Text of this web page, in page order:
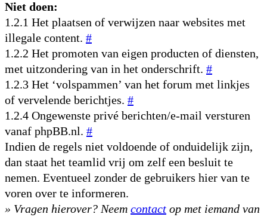
Niet doen:
1.2.1 Het plaatsen of verwijzen naar websites met
illegale content. #
1.2.2 Het promoten van eigen producten of diensten,
met uitzondering van in het onderschrift. #
1.2.3 Het ‘volspammen’ van het forum met linkjes
of vervelende berichtjes. #
1.2.4 Ongewenste privé berichten/e-mail versturen
vanaf phpBB.nl. #
Indien de regels niet voldoende of onduidelijk zijn,
dan staat het teamlid vrij om zelf een besluit te
nemen. Eventueel zonder de gebruikers hier van te
voren over te informeren.
» Vragen hierover? Neem contact op met iemand van